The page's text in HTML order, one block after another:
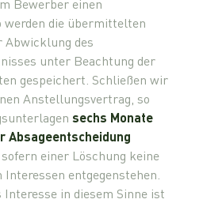
Bewerber einen
die übermittelten
Abwicklung des
unter Beachtung der
gespeichert. Schließen wir
Anstellungsvertrag, so
sechs Monate
Absageentscheidung
einer Löschung keine
entgegenstehen.
in diesem Sinne ist